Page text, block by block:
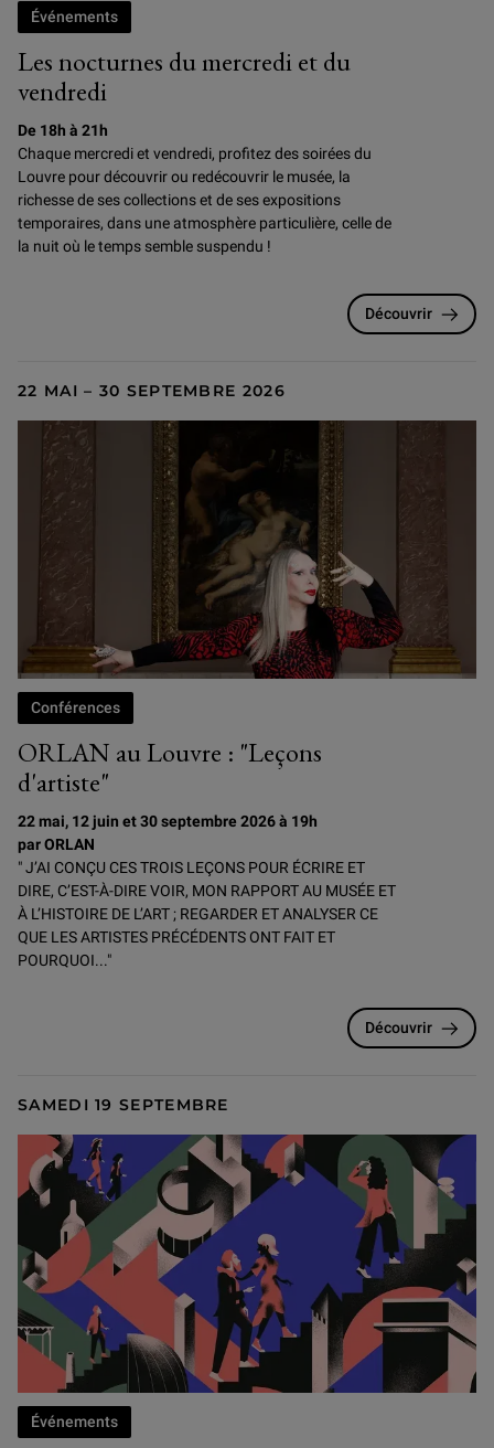
Les nocturnes du mercredi et du
vendredi
Événements
De 18h à 21h
Chaque mercredi et vendredi, profitez des soirées du
Louvre pourdécouvrir ou redécouvrir le musée, la
richesse de ses collections et de ses expositions
temporaires, dans une atmosphère particulière, celle de
la nuit où le temps semble suspendu !
Découvrir
22 MAI – 30 SEPTEMBRE 2026
ORLAN au Louvre : "Leçons
d'artiste"
Conférences
22 mai, 12 juin et 30 septembre 2026 à 19h
par ORLAN
" J’AI CONÇU CES TROIS LEÇONS POUR ÉCRIRE ET
DIRE, C’EST-À-DIRE VOIR, MON RAPPORT AU MUSÉE ET
À L’HISTOIRE DE L’ART ; REGARDER ET ANALYSER CE
QUE LES ARTISTES PRÉCÉDENTS ONT FAIT ET
POURQUOI..."
Découvrir
SAMEDI 19 SEPTEMBRE
Événements